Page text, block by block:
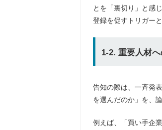
とを「裏切り」と感
登録を促すトリガー
1-2. 重要人材
告知の際は、一斉発
を選んだのか」を、
例えば、「買い手企